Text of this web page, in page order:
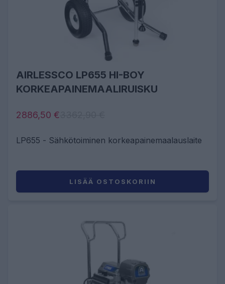
AIRLESSCO LP655 HI-BOY
KORKEAPAINEMAALIRUISKU
2886,50 €
LP655 - Sähkötoiminen korkeapainemaalauslaite
LISÄÄ OSTOSKORIIN